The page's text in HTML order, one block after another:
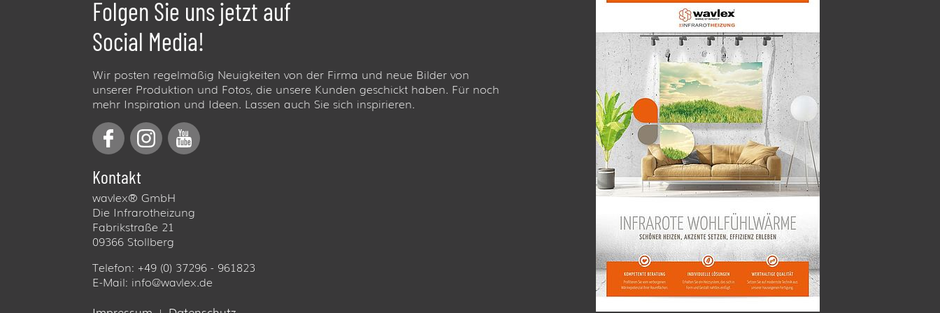
Folgen Sie uns jetzt auf
Social Media!
Wir posten regelmäßig Neuigkeiten von der Firma und neue Bilder von
unserer Produktion und Fotos, die unsere Kunden geschickt haben. Für noch
mehr Inspiration und Ideen. Lassen auch Sie sich inspirieren.
Kontakt
wavlex® GmbH
Die Infrarotheizung
Fabrikstraße 21
09366 Stollberg
Telefon: +49 (0) 37296 - 961823
E-Mail: info@wavlex.de